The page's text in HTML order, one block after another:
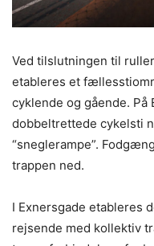
Ved tilslutningen til
etableres et
cyklende og gående.
dobbeltrettede cykelsti
“sneglerampe”.
trappen ned.
I Exnersgade etableres
rejsende med kollektiv